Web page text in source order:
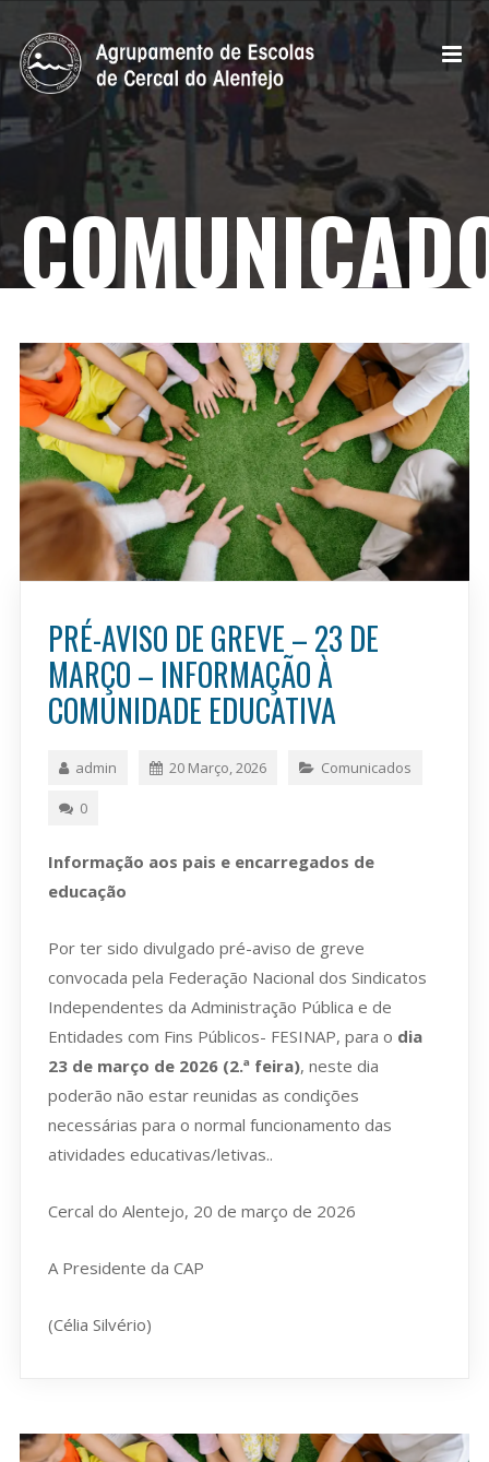
PRÉ-AVISO DE GREVE – 23 DE
MARÇO – INFORMAÇÃO À
COMUNIDADE EDUCATIVA
admin 20 Março, 2026 Comunicados
0
Informação aos pais e encarregados de
educação
Por ter sido divulgado pré-aviso de greve
convocada pela Federação Nacional dos Sindicatos
Independentes da Administração Pública e de
Entidades com Fins Públicos- FESINAP, para o dia
23 de março de 2026 (2.ª feira), neste dia
poderão não estar reunidas as condições
necessárias para o normal funcionamento das
atividades educativas/letivas..
Cercal do Alentejo, 20 de março de 2026
A Presidente da CAP
(Célia Silvério)